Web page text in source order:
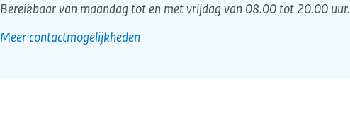
Bereikbaar van maandag tot en met vrijdag van 08.00 tot 20.00 uur.
Meer contactmogelijkheden